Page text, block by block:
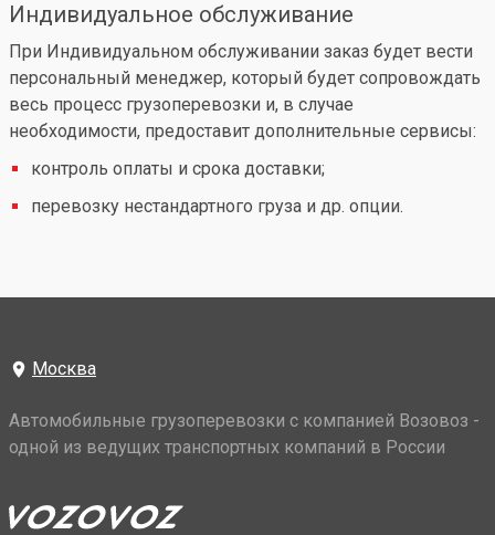
Индивидуальное обслуживание
При Индивидуальном обслуживании заказ будет вести
персональный менеджер, который будет сопровождать
весь процесс грузоперевозки и, в случае
необходимости, предоставит дополнительные сервисы:
контроль оплаты и срока доставки;
перевозку нестандартного груза и др. опции.
Москва
Автомобильные грузоперевозки с компанией Возовоз -
одной из ведущих транспортных компаний в России